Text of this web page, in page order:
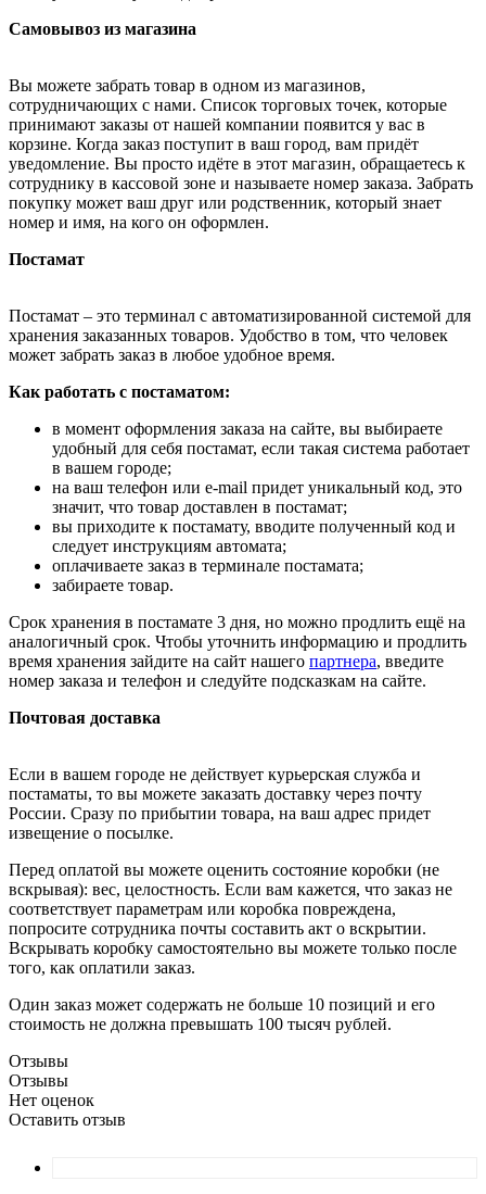
Самовывоз из магазина
Вы можете забрать товар в одном из магазинов,
сотрудничающих с нами. Список торговых точек, которые
принимают заказы от нашей компании появится у вас в
корзине. Когда заказ поступит в ваш город, вам придёт
уведомление. Вы просто идёте в этот магазин, обращаетесь к
сотруднику в кассовой зоне и называете номер заказа. Забрать
покупку может ваш друг или родственник, который знает
номер и имя, на кого он оформлен.
Постамат
Постамат – это терминал с автоматизированной системой для
хранения заказанных товаров. Удобство в том, что человек
может забрать заказ в любое удобное время.
Как работать с постаматом:
в момент оформления заказа на сайте, вы выбираете
удобный для себя постамат, если такая система работает
в вашем городе;
на ваш телефон или e-mail придет уникальный код, это
значит, что товар доставлен в постамат;
вы приходите к постамату, вводите полученный код и
следует инструкциям автомата;
оплачиваете заказ в терминале постамата;
забираете товар.
Срок хранения в постамате 3 дня, но можно продлить ещё на
аналогичный срок. Чтобы уточнить информацию и продлить
время хранения зайдите на сайт нашего партнера, введите
номер заказа и телефон и следуйте подсказкам на сайте.
Почтовая доставка
Если в вашем городе не действует курьерская служба и
постаматы, то вы можете заказать доставку через почту
России. Сразу по прибытии товара, на ваш адрес придет
извещение о посылке.
Перед оплатой вы можете оценить состояние коробки (не
вскрывая): вес, целостность. Если вам кажется, что заказ не
соответствует параметрам или коробка повреждена,
попросите сотрудника почты составить акт о вскрытии.
Вскрывать коробку самостоятельно вы можете только после
того, как оплатили заказ.
Один заказ может содержать не больше 10 позиций и его
стоимость не должна превышать 100 тысяч рублей.
Отзывы
Отзывы
Нет оценок
Оставить отзыв